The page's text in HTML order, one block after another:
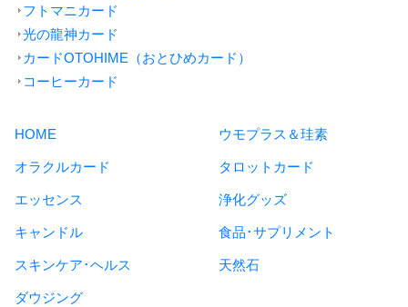
フトマニカード
光の龍神カード
カードOTOHIME（おとひめカード）
コーヒーカード
HOME ウモプラス＆珪素
オラクルカード タロットカード
エッセンス 浄化グッズ
キャンドル 食品･サプリメント
スキンケア･ヘルス 天然石
ダウジング